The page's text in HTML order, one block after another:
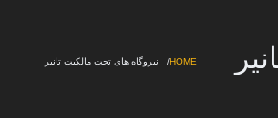
HOME نیروگاه های تحت مالکیت تانیر